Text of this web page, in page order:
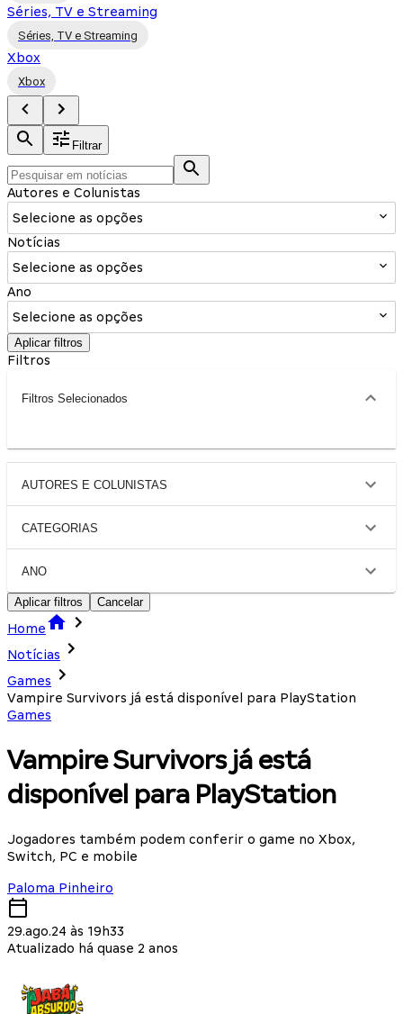
Séries, TV e Streaming
Séries, TV e Streaming
Xbox
Xbox
Filtrar
Autores e Colunistas
Selecione as opções
Notícias
Selecione as opções
Ano
Selecione as opções
Aplicar filtros
Filtros
Filtros Selecionados
AUTORES E COLUNISTAS
CATEGORIAS
ANO
Aplicar filtros Cancelar
Home
Notícias
Games
Vampire Survivors já está disponível para PlayStation
Games
Vampire Survivors já está
disponível para PlayStation
Jogadores também podem conferir o game no Xbox,
Switch, PC e mobile
Paloma Pinheiro
29.ago.24 às 19h33
Atualizado há quase 2 anos